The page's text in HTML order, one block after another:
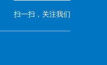
扫一扫，关注我们